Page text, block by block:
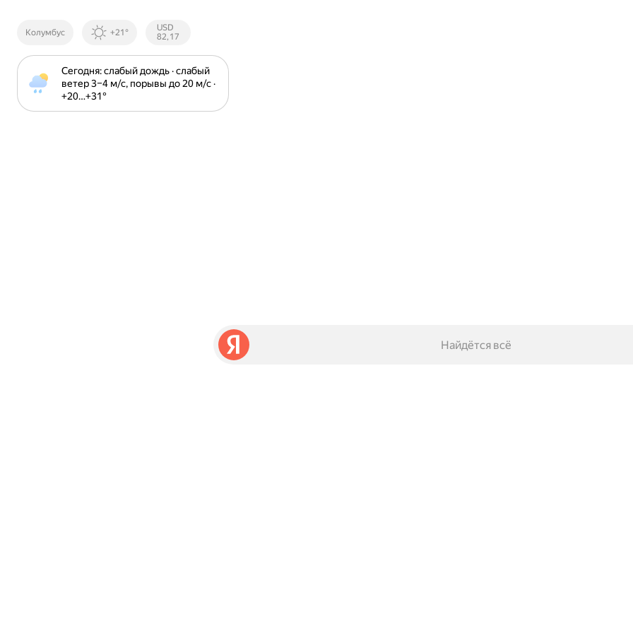
Колумбус +21°
Курсы ЦБ
РФ
USD
82,17
Сегодня: слабый дождь · слабый
ветер 3⁠–⁠4 м⁠/⁠с, порывы до 20 м⁠/⁠с ·
+20⁠…⁠+31⁠°